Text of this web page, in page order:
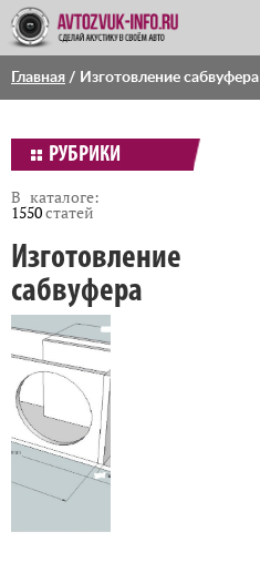
Главная / Изготовление сабвуфера
РУБРИКИ
В каталоге:
1550статей
Изготовление
сабвуфера